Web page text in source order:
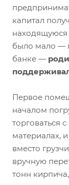
капитал
находящуюся
было мало —
банке —
Первое
началом
торговаться
материалах,
вместо
вручную
тонн